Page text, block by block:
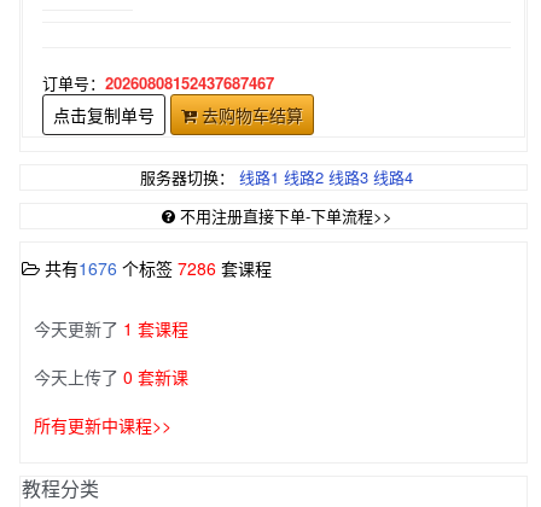
订单号： 20260808152437687467
点击复制单号 去购物车结算
服务器切换： 线路1 线路2 线路3 线路4
不用注册直接下单-下单流程>>
共有1676 个标签 7286 套课程
今天更新了 1 套课程
今天上传了 0 套新课
所有更新中课程>>
教程分类